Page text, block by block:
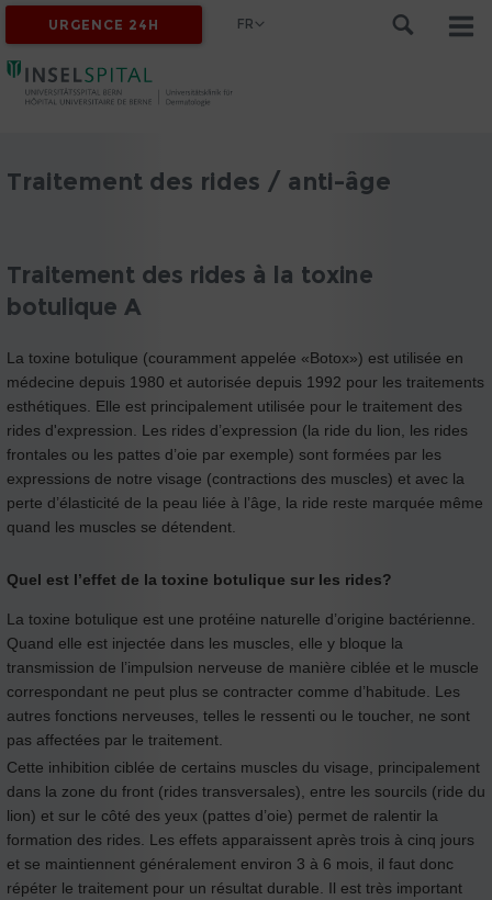
URGENCE 24H FR
Traitement des rides / anti-âge
Traitement des rides à la toxine
botulique A
La toxine botulique (couramment appelée «Botox») est utilisée en
médecine depuis 1980 et autorisée depuis 1992 pour les traitements
esthétiques. Elle est principalement utilisée pour le traitement des
rides d'expression. Les rides d’expression (la ride du lion, les rides
frontales ou les pattes d’oie par exemple) sont formées par les
expressions de notre visage (contractions des muscles) et avec la
perte d’élasticité de la peau liée à l’âge, la ride reste marquée même
quand les muscles se détendent.
Quel est l’effet de la toxine botulique sur les rides?
La toxine botulique est une protéine naturelle d’origine bactérienne.
Quand elle est injectée dans les muscles, elle y bloque la
transmission de l’impulsion nerveuse de manière ciblée et le muscle
correspondant ne peut plus se contracter comme d’habitude. Les
autres fonctions nerveuses, telles le ressenti ou le toucher, ne sont
pas affectées par le traitement.
Cette inhibition ciblée de certains muscles du visage, principalement
dans la zone du front (rides transversales), entre les sourcils (ride du
lion) et sur le côté des yeux (pattes d’oie) permet de ralentir la
formation des rides. Les effets apparaissent après trois à cinq jours
et se maintiennent généralement environ 3 à 6 mois, il faut donc
répéter le traitement pour un résultat durable. Il est très important